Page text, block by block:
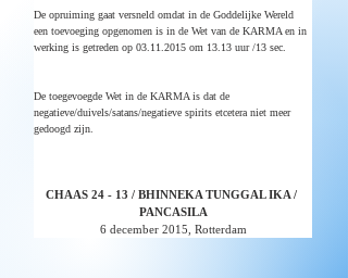
De opruiming gaat versneld omdat in de Goddelijke Wereld
een toevoeging opgenomen is in de Wet van de KARMA en in
werking is getreden op 03.11.2015 om 13.13 uur /13 sec.
De toegevoegde Wet in de KARMA is dat de
negatieve/duivels/satans/negatieve spirits etcetera niet meer
gedoogd zijn.
CHAAS 24 - 13 / BHINNEKA TUNGGAL IKA /
PANCASILA​
6 december 2015, Rotterdam